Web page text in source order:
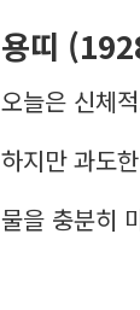
용띠
오늘은 신체
하지만 과도
물을 충분히